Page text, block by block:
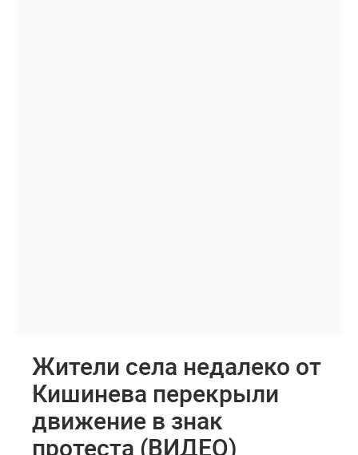
Жители села недалеко от
Кишинева перекрыли
движение в знак
протеста (ВИДЕО)